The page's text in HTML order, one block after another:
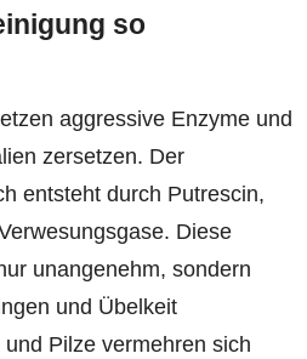
so
aggressive Enzyme und
zersetzen. Der
entsteht durch Putrescin,
Diese
unangenehm, sondern
und Übelkeit
Pilze vermehren sich